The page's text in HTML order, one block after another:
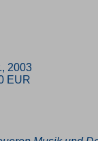
2003
EUR